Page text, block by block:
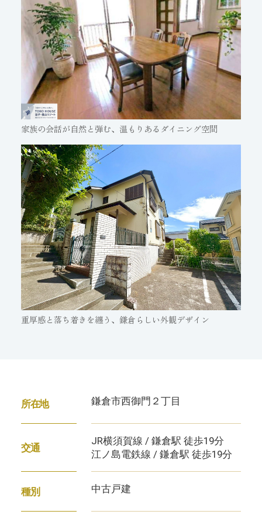
家族の会話が自然と弾む、温もりあるダイニング空間
重厚感と落ち着きを纏う、鎌倉らしい外観デザイン
所在地 鎌倉市西御門２丁目
交通
JR横須賀線 / 鎌倉駅 徒歩19分
江ノ島電鉄線 / 鎌倉駅 徒歩19分
種別 中古戸建